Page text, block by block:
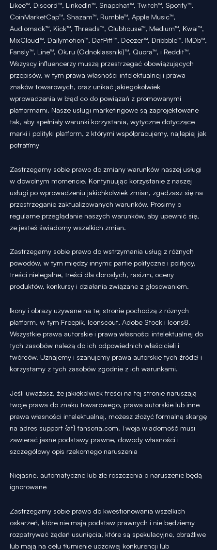
Likee™, Discord™, LinkedIn™, Snapchat™, Twitch™, Spotify™,
CoinMarketCap™, Shazam™, Rumble™, Apple Music™,
Audiomack™, Kick™, Threads™, Clubhouse™, Medium™, Kwai™,
MixCloud™, Dailymotion™, DatPiff™, Deezer™, Dribbble™, IMDb™,
Fansly™, Line™, Ok.ru (Odnoklassniki)™, Quora™, i Reddit™.
Wszyscy influencerzy muszą przestrzegać obowiązujących
przepisów, w tym prawa własności intelektualnej i prawa
znaków towarowych, oraz unikać jakiegokolwiek
wprowadzenia w błąd co do powiązań z promowanymi
platformami. Nasze usługi marketingowe są zaprojektowane
tak, aby spełniały warunki korzystania, wytyczne dotyczące
marki i polityki platform, z którymi współpracujemy, najlepiej jak
potrafimy
Zastrzegamy sobie prawo do zmiany warunków naszej usługi
w dowolnym momencie. Kontynuując korzystanie z naszej
usługi po wprowadzeniu jakichkolwiek zmian, zgadzasz się na
przestrzeganie zaktualizowanych warunków. Prosimy o
regularne przeglądanie naszych warunków, aby upewnić się,
że jesteś świadomy wszelkich zmian.
Zastrzegamy sobie prawo do wstrzymania usług z różnych
powodów, w tym między innymi: partie polityczne i politycy,
treści nielegalne, treści dla dorosłych, rasizm, oceny
produktów, konkursy i działania związane z głosowaniem.
Ikony i obrazy używane na tej stronie pochodzą z różnych
platform, w tym Freepik, Iconscout, Adobe Stock i Icons8.
Wszystkie prawa autorskie i prawa własności intelektualnej do
tych zasobów należą do ich odpowiednich właścicieli i
twórców. Uznajemy i szanujemy prawa autorskie tych źródeł i
korzystamy z tych zasobów zgodnie z ich warunkami.
Jeśli uważasz, że jakiekolwiek treści na tej stronie naruszają
twoje prawa do znaku towarowego, prawa autorskie lub inne
prawa własności intelektualnej, możesz złożyć formalną skargę
na adres support {at} fansoria.com. Twoja wiadomość musi
zawierać jasne podstawy prawne, dowody własności i
szczegółowy opis rzekomego naruszenia
Niejasne, automatyczne lub złe roszczenia o naruszenie będą
ignorowane
Zastrzegamy sobie prawo do kwestionowania wszelkich
oskarżeń, które nie mają podstaw prawnych i nie będziemy
rozpatrywać żądań usunięcia, które są spekulacyjne, obraźliwe
lub mają na celu tłumienie uczciwej konkurencji lub